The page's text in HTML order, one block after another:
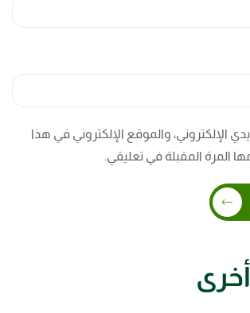
الإلكتروني، والموقع الإلكتروني في هذا
المرة المقبلة في تعليقي.